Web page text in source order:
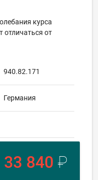
курса
отличаться от
940.82.171
Германия
33 840 ₽